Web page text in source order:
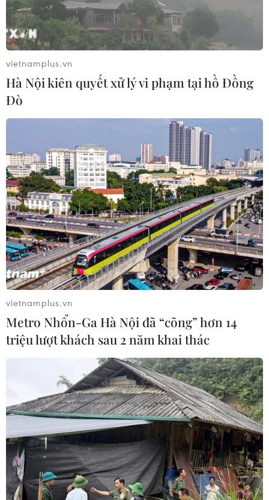
Việt Nam tin LHQ tiếp tục là 'ngọn hải
đăng' của hợp tác đa phương
23/10/2020 15:12
Phó Thủ tướng, Bộ trưởng Ngoại giao Phạm Bình Minh
đã tham dự và phát biểu tại buổi chiêu đãi kỷ niệm 75
năm thành lập Liên hợp quốc.
Tổng thư ký Liên hợp quốc hoan nghênh
lệnh ngừng bắn ở Libya
23/10/2020 23:08
vietnamplus.vn
Hà Nội kiên quyết xử lý vi phạm tại hồ Đồng
Đò
vietnamplus.vn
Metro Nhổn-Ga Hà Nội đã “cõng” hơn 14
triệu lượt khách sau 2 năm khai thác